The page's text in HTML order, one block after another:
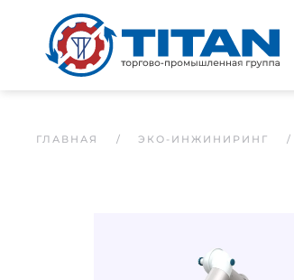
Перейти к основному содержанию
ГЛАВНАЯ ЭКО-ИНЖИНИРИНГ